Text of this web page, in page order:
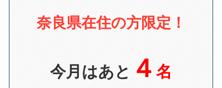
奈良県在住の方限定！
今月はあと ４ 名